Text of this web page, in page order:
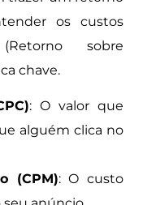
os custos
sobre
chave.
: O valor que
alguém clica no
(CPM): O custo